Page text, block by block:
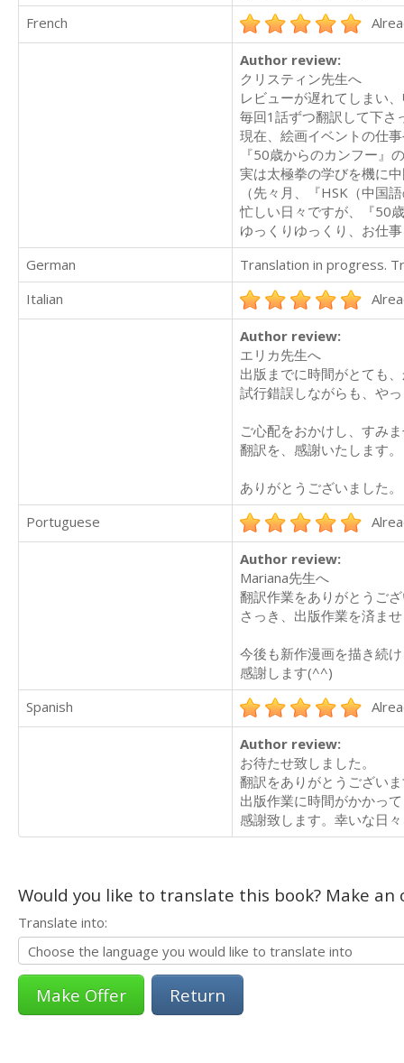
French
Author review:
クリスティン先生へ
レビューが遅れてしまい
毎回1話ずつ翻訳して下さ
現在、絵画イベントの仕
『50歳からのカンフー』
実は太極拳の学びを機に
（先々月、『HSK（中国
忙しい日々ですが、『50
ゆっくりゆっくり、お仕
German
Translation in progress.
Italian
Author review:
エリカ先生へ
出版までに時間がとても
試行錯誤しながらも、や
ご心配をおかけし、すみ
翻訳を、感謝いたします。
ありがとうございました。
Portuguese
Author review:
Mariana先生へ
翻訳作業をありがとうご
さっき、出版作業を済ま
今後も新作漫画を描き続
感謝します(^^)
Spanish
Author review:
お待たせ致しました。
翻訳をありがとうござい
出版作業に時間がかかっ
感謝致します。幸いな日
Would you like to translate this book? Make
Translate into:
Return